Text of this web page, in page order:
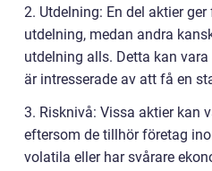
2. Utdelning: En del aktier
utdelning, medan andra
utdelning alls. Detta kan
är intresserade av att få en
3. Risknivå: Vissa aktier kan
eftersom de tillhör företag
volatila eller har svårare